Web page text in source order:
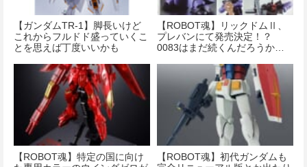
【ガンダムTR-1】脚長いけど
これからフルドド盛っていくこ
とを思えば丁度いいかも
【ROBOT魂】リックドムⅡ、
プレバンにて発売決定！？
0083はまだ続くんだろうか…
【ROBOT魂】特定の国に向け
【ROBOT魂】初代ガンダムも